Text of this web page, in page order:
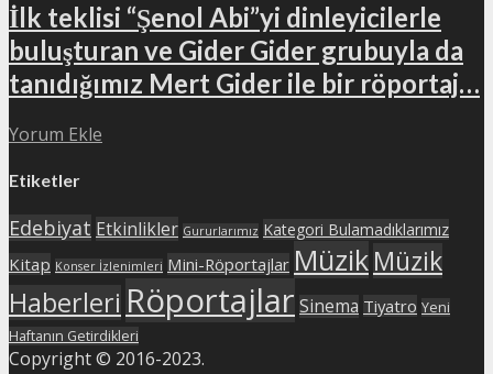
İlk teklisi “Şenol Abi”yi dinleyicilerle
buluşturan ve Gider Gider grubuyla da
tanıdığımız Mert Gider ile bir röportaj…
Yorum Ekle
Etiketler
Edebiyat Etkinlikler Gururlarımız Kategori Bulamadıklarımız
Kitap Konser İzlenimleri Mini-Röportajlar MüzikMüzik
Haberleri Röportajlar Sinema Tiyatro Yeni
Haftanın Getirdikleri
Copyright © 2016-2023.